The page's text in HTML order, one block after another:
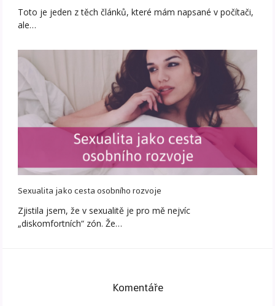
Toto je jeden z těch článků, které mám napsané v počítači,
ale…
Sexualita jako cesta osobního rozvoje
Zjistila jsem, že v sexualitě je pro mě nejvíc
„diskomfortních“ zón. Že…
Komentáře